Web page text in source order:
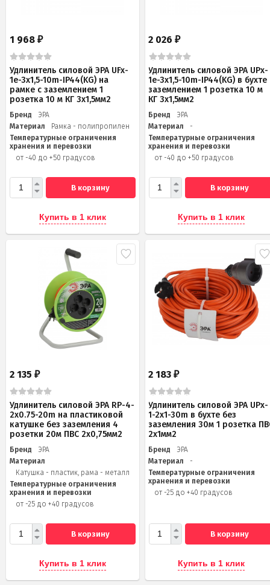
1 968 ₽
Удлинитель силовой ЭРА UFx-
1e-3x1,5-10m-IP44(KG) на
рамке с заземлением 1
розетка 10 м КГ 3х1,5мм2
Бренд
ЭРА
Материал
Рамка - полипропилен
Температурные ограничения
хранения и перевозки
от -40 до +50 градусов
В корзину
Купить в 1 клик
2 026₽
Удлинитель силовой ЭРА UPx-
1e-3x1,5-10m-IP44(KG) в бухте
заземлением 1 розетка 10 м
КГ 3х1,5мм2
Бренд
ЭРА
Материал
-
Температурные ограничения
хранения и перевозки
от -40 до +50 градусов
В корзину
Купить в 1 клик
2 135 ₽
Удлинитель силовой ЭРА RP-4-
2x0.75-20m на пластиковой
катушке без заземления 4
розетки 20м ПВС 2х0,75мм2
Бренд
ЭРА
Материал
Катушка - пластик, рама - металл
Температурные ограничения
хранения и перевозки
от -25 до +40 градусов
В корзину
Купить в 1 клик
2 183₽
Удлинитель силовой ЭРА UPx-
1-2x1-30m в бухте без
заземления 30м 1 розетка
2х1мм2
Бренд
ЭРА
Материал
-
Температурные ограничения
хранения и перевозки
от -25 до +40 градусов
В корзину
Купить в 1 клик